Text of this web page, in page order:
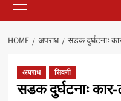
Menu
HOME अपराध सडक दुर्घटनाः
अपराध सिवनी
सडक दुर्घटनाः